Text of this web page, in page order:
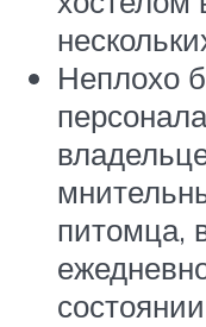
Неплохо
питомца,